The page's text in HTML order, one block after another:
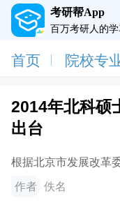
考研帮App
百万考研人的
首页 院校专
2014年北科硕
出台
根据北京市发展改革
育委员会《关于北京
作者 佚名